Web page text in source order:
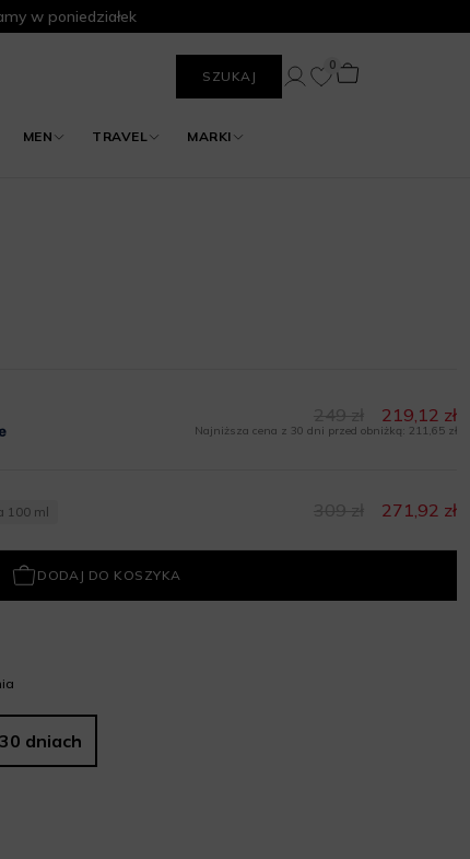
w poniedziałek
SZUKAJ
MEN TRAVEL MARKI
0
219,12 zł
Najniższa cena z 30 dni przed obniżką: 211,65 zł
100 ml 271,92 zł
DODAJ DO KOSZYKA
dniach